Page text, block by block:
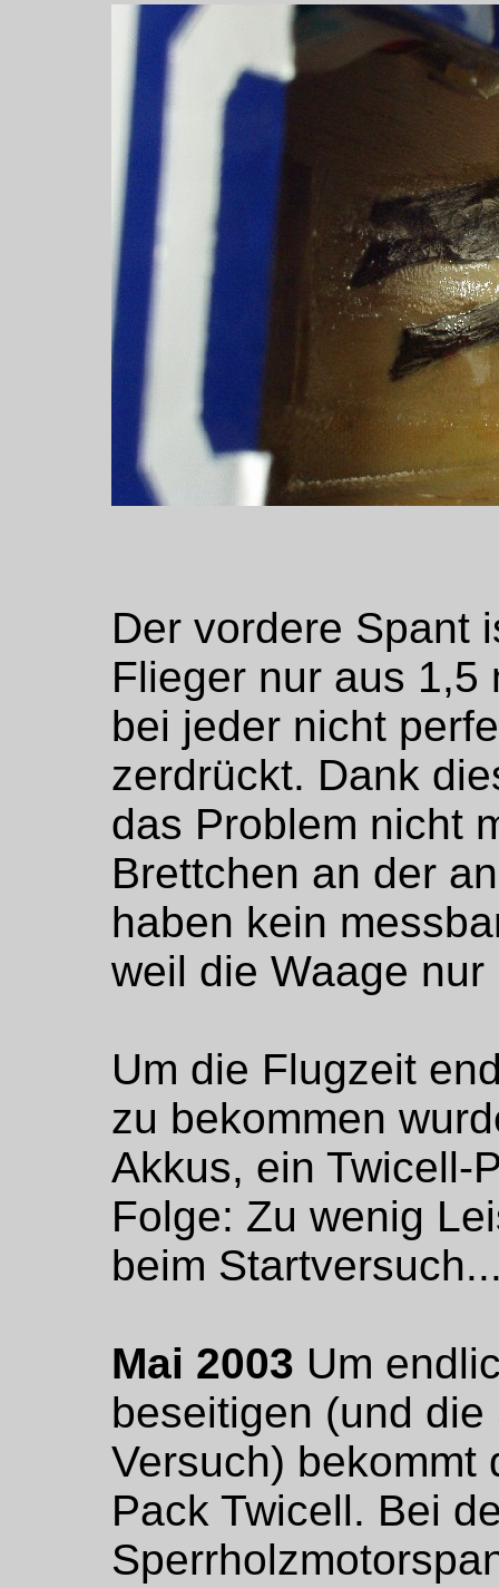
Der vordere Spant
Flieger nur aus 1,5
bei jeder nicht
zerdrückt. Dank
das Problem nicht
Brettchen an der
haben kein
weil die Waage
Um die Flugzeit
zu bekommen
Akkus, ein Twicell-
Folge: Zu wenig
beim
Mai 2003 Um
beseitigen (und
Versuch) bekommt
Pack Twicell. Bei